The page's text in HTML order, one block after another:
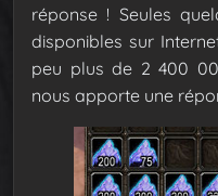
réponse ! Seules
disponibles sur
peu plus de 2 400
nous apporte une